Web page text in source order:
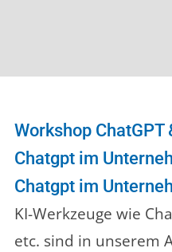
Workshop ChatGPT
Chatgpt im
Chatgpt im
KI-Werkzeuge wie
etc. sind in unserem